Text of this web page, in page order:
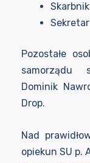
Pozostałe
samorządu
Dominik
Drop.
Nad
opiekun SU p.